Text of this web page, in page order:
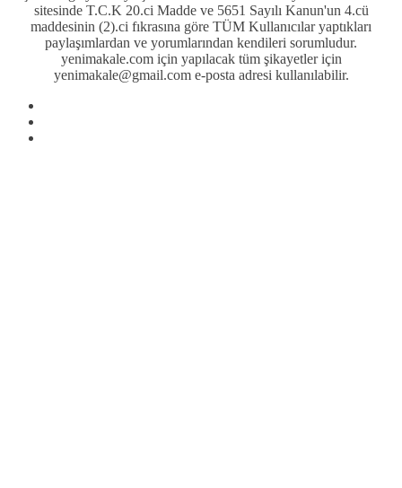
sitesinde T.C.K 20.ci Madde ve 5651 Sayılı Kanun'un 4.cü
maddesinin (2).ci fıkrasına göre TÜM Kullanıcılar yaptıkları
paylaşımlardan ve yorumlarından kendileri sorumludur.
yenimakale.com için yapılacak tüm şikayetler için
yenimakale@gmail.com e-posta adresi kullanılabilir.